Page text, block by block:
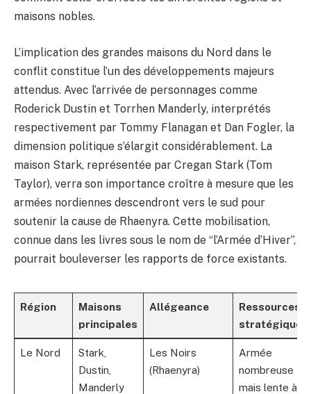
maisons nobles.
L’implication des grandes maisons du Nord dans le
conflit constitue l’un des développements majeurs
attendus. Avec l’arrivée de personnages comme
Roderick Dustin et Torrhen Manderly, interprétés
respectivement par Tommy Flanagan et Dan Fogler, la
dimension politique s’élargit considérablement. La
maison Stark, représentée par Cregan Stark (Tom
Taylor), verra son importance croître à mesure que les
armées nordiennes descendront vers le sud pour
soutenir la cause de Rhaenyra. Cette mobilisation,
connue dans les livres sous le nom de “l’Armée d’Hiver”,
pourrait bouleverser les rapports de force existants.
Région
Maisons
principales
Allégeance
Ressources
stratégiques
Le Nord
Stark,
Dustin,
Manderly
Les Noirs
(Rhaenyra)
Armée
nombreuse
mais lente à